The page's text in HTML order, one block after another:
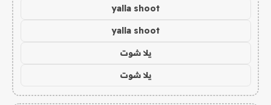
yalla shoot
yalla shoot
يلا شوت
يلا شوت